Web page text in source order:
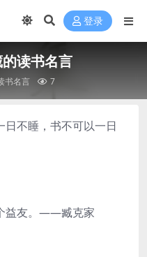
登录
读书名言
书名言 7
不睡，书不可以一日
益友。——臧克家